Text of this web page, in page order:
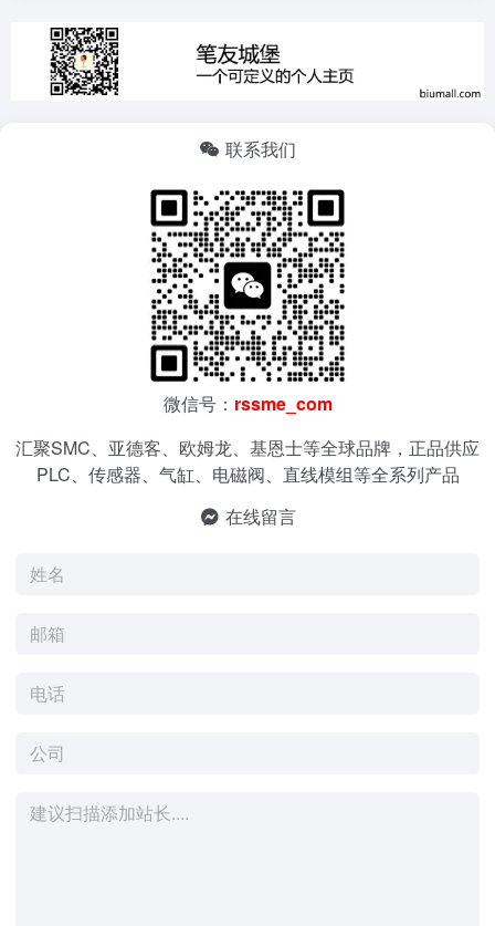
联系我们
微信号： rssme_com
汇聚SMC、亚德客、欧姆龙、基恩士等全球品牌，正品供应
PLC、传感器、气缸、电磁阀、直线模组等全系列产品
在线留言